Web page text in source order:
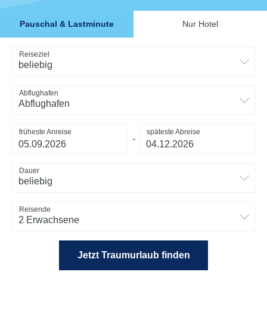
Pauschal & Lastminute Nur Hotel
Reiseziel
beliebig
Abflughafen
Abflughafen
früheste Anreise
-
späteste Abreise
Dauer
beliebig
Reisende
2 Erwachsene
Jetzt Traumurlaub finden